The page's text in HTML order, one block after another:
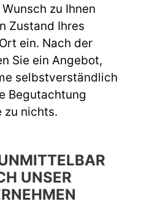
zu Ihnen
Zustand Ihres
ein. Nach der
Sie ein Angebot,
selbstverständlich
Begutachtung
zu nichts.
UNSER